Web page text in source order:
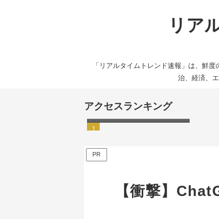
リア
「リアルタイムトレンド速報」は、鮮
治、経済、
アクセスランキング
橋本環奈が中川大志と結婚
へ！3億円マンション同棲＆
涙のプロポーズが話題に
PR
【衝撃】